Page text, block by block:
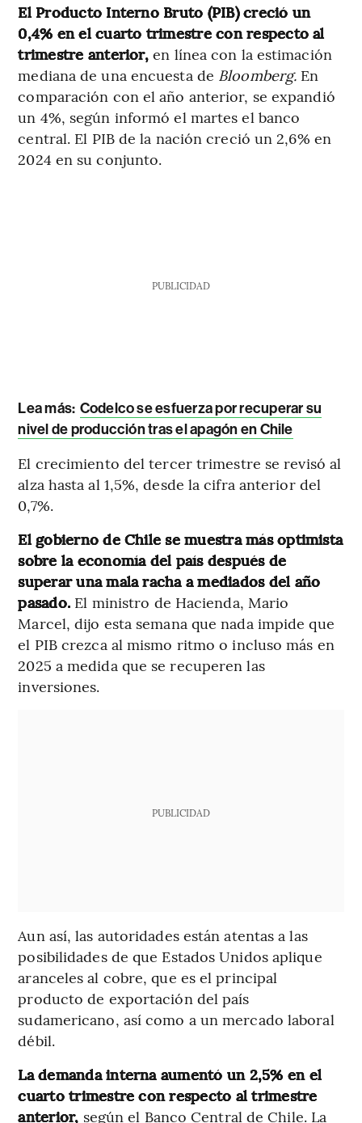
El Producto Interno Bruto (PIB) creció un
0,4% en el cuarto trimestre con respecto al
trimestre anterior,en línea con la estimación
mediana de una encuesta de Bloomberg. En
comparación con el año anterior, se expandió
un 4%, según informó el martes el banco
central. El PIB de la nación creció un 2,6% en
2024 en su conjunto.
PUBLICIDAD
Lea más: Codelco se esfuerza por recuperar su
nivel de producción tras el apagón en Chile
El crecimiento del tercer trimestre se revisó al
alza hasta al 1,5%, desde la cifra anterior del
0,7%.
El gobierno de Chile se muestra más optimista
sobre la economía del país después de
superar una mala racha a mediados del año
pasado. El ministro de Hacienda, Mario
Marcel, dijo esta semana que nada impide que
el PIB crezca al mismo ritmo o incluso más en
2025 a medida que se recuperen las
inversiones.
PUBLICIDAD
Aun así, las autoridades están atentas a las
posibilidades de que Estados Unidos aplique
aranceles al cobre, que es el principal
producto de exportación del país
sudamericano, así como a un mercado laboral
débil.
La demanda interna aumentó un 2,5% en el
cuarto trimestre con respecto al trimestre
anterior, según el Banco Central de Chile. La